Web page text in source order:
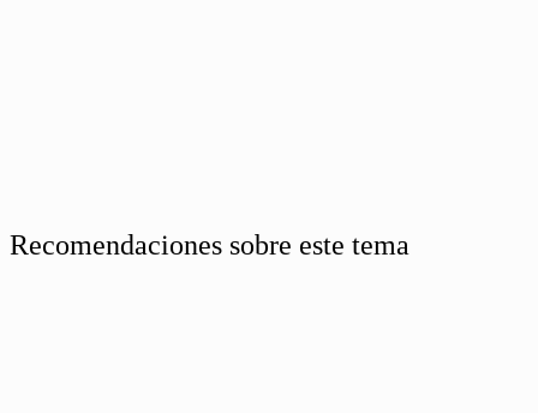
Recomendaciones sobre este tema